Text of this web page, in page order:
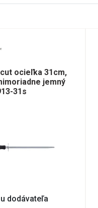
ocieľka 31cm,
jemný
31s
dodávateľa